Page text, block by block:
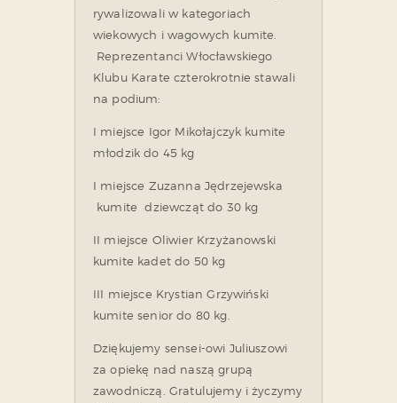
rywalizowali w kategoriach
wiekowych i wagowych kumite.
Reprezentanci Włocławskiego
Klubu Karate czterokrotnie stawali
na podium:
I miejsce Igor Mikołajczyk kumite
młodzik do 45 kg
I miejsce Zuzanna Jędrzejewska
kumite dziewcząt do 30 kg
II miejsce Oliwier Krzyżanowski
kumite kadet do 50 kg
III miejsce Krystian Grzywiński
kumite senior do 80 kg.
Dziękujemy sensei-owi Juliuszowi
za opiekę nad naszą grupą
zawodniczą. Gratulujemy i życzymy